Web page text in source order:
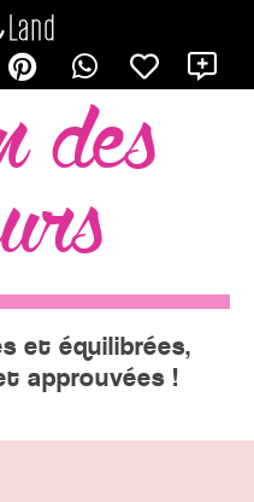
et équilibrées,
approuvées !
EVE